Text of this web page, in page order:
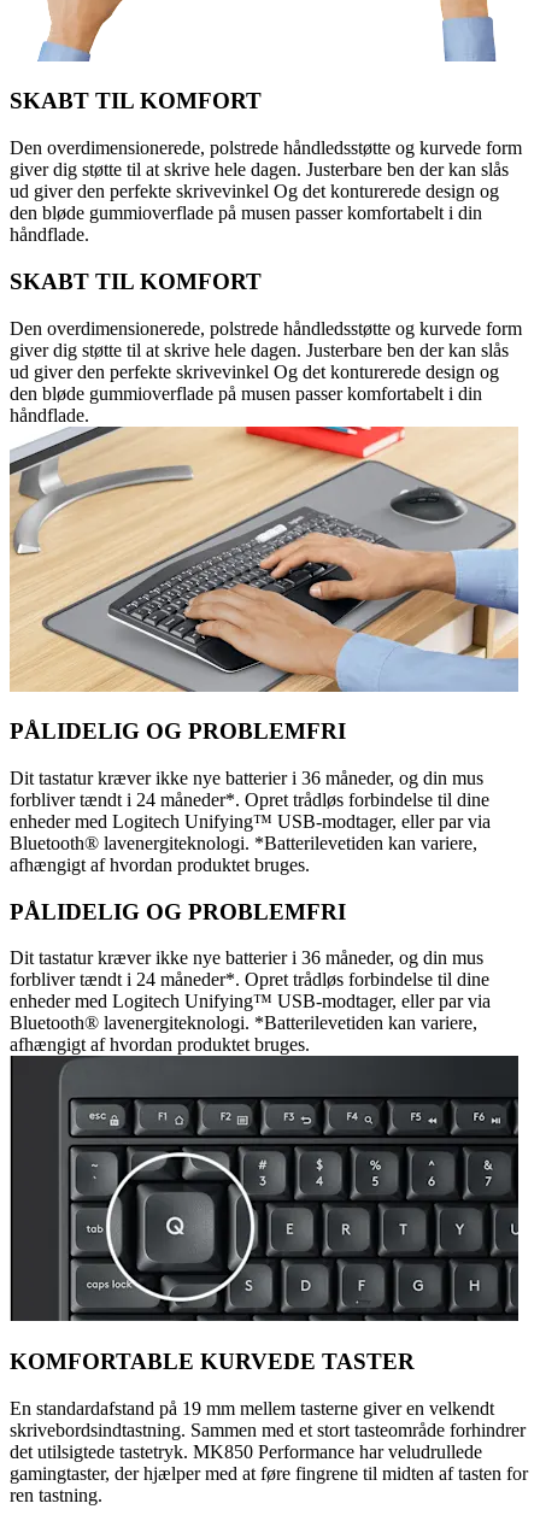
SKABT TIL KOMFORT
Den overdimensionerede, polstrede håndledsstøtte og kurvede form
giver dig støtte til at skrive hele dagen. Justerbare ben der kan slås
ud giver den perfekte skrivevinkel Og det konturerede design og
den bløde gummioverflade på musen passer komfortabelt i din
håndflade.
SKABT TIL KOMFORT
Den overdimensionerede, polstrede håndledsstøtte og kurvede form
giver dig støtte til at skrive hele dagen. Justerbare ben der kan slås
ud giver den perfekte skrivevinkel Og det konturerede design og
den bløde gummioverflade på musen passer komfortabelt i din
håndflade.
PÅLIDELIG OG PROBLEMFRI
Dit tastatur kræver ikke nye batterier i 36 måneder, og din mus
forbliver tændt i 24 måneder*. Opret trådløs forbindelse til dine
enheder med Logitech Unifying™ USB-modtager, eller par via
Bluetooth® lavenergiteknologi. *Batterilevetiden kan variere,
afhængigt af hvordan produktet bruges.
PÅLIDELIG OG PROBLEMFRI
Dit tastatur kræver ikke nye batterier i 36 måneder, og din mus
forbliver tændt i 24 måneder*. Opret trådløs forbindelse til dine
enheder med Logitech Unifying™ USB-modtager, eller par via
Bluetooth® lavenergiteknologi. *Batterilevetiden kan variere,
afhængigt af hvordan produktet bruges.
KOMFORTABLE KURVEDE TASTER
En standardafstand på 19 mm mellem tasterne giver en velkendt
skrivebordsindtastning. Sammen med et stort tasteområde forhindrer
det utilsigtede tastetryk. MK850 Performance har veludrullede
gamingtaster, der hjælper med at føre fingrene til midten af tasten for
ren tastning.